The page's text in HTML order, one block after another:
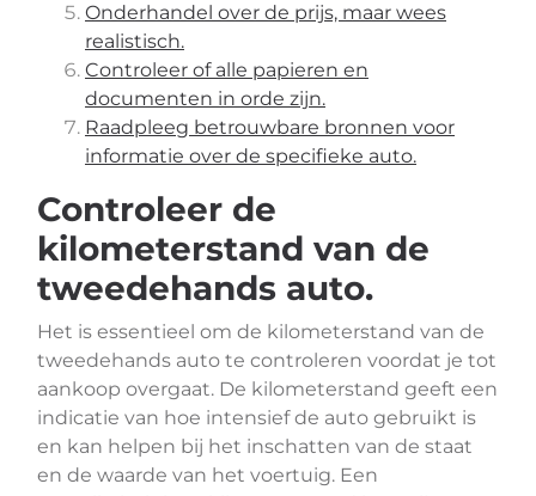
Onderhandel over de prijs, maar wees
realistisch.
Controleer of alle papieren en
documenten in orde zijn.
Raadpleeg betrouwbare bronnen voor
informatie over de specifieke auto.
Controleer de
kilometerstand van de
tweedehands auto.
Het is essentieel om de kilometerstand van de
tweedehands auto te controleren voordat je tot
aankoop overgaat. De kilometerstand geeft een
indicatie van hoe intensief de auto gebruikt is
en kan helpen bij het inschatten van de staat
en de waarde van het voertuig. Een